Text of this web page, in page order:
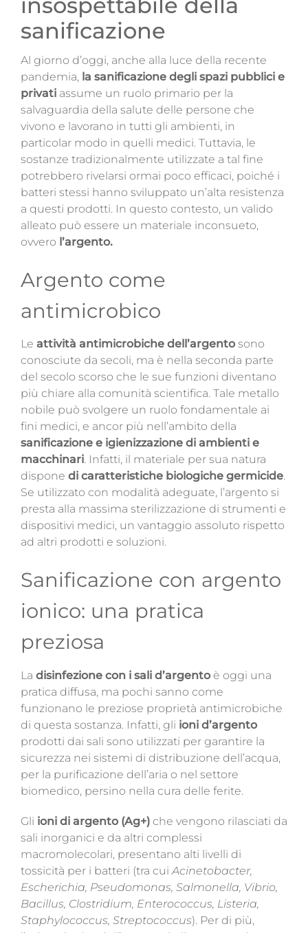
Contatti
Login
sanificazione
Al giorno d’oggi, anche alla luce della recente
pandemia, la sanificazione degli spazi pubblici e
privati assume un ruolo primario per la
salvaguardia della salute delle persone che
vivono e lavorano in tutti gli ambienti, in
particolar modo in quelli medici. Tuttavia, le
sostanze tradizionalmente utilizzate a tal fine
potrebbero rivelarsi ormai poco efficaci, poiché i
batteri stessi hanno sviluppato un’alta resistenza
a questi prodotti. In questo contesto, un valido
alleato può essere un materiale inconsueto,
ovvero l’argento.
Argento come
antimicrobico
Le attività antimicrobiche dell’argento sono
conosciute da secoli, ma è nella seconda parte
del secolo scorso che le sue funzioni diventano
più chiare alla comunità scientifica. Tale metallo
nobile può svolgere un ruolo fondamentale ai
fini medici, e ancor più nell’ambito della
sanificazione e igienizzazione di ambienti e
macchinari. Infatti, il materiale per sua natura
dispone di caratteristiche biologiche germicide.
Se utilizzato con modalità adeguate, l’argento si
presta alla massima sterilizzazione di strumenti e
dispositivi medici, un vantaggio assoluto rispetto
ad altri prodotti e soluzioni.
Sanificazione con argento
ionico: una pratica
preziosa
La disinfezione con i sali d’argento è oggi una
pratica diffusa, ma pochi sanno come
funzionano le preziose proprietà antimicrobiche
di questa sostanza. Infatti, gli ioni d’argento
prodotti dai sali sono utilizzati per garantire la
sicurezza nei sistemi di distribuzione dell’acqua,
per la purificazione dell’aria o nel settore
biomedico, persino nella cura delle ferite.
Gli ioni di argento (Ag+) che vengono rilasciati da
sali inorganici e da altri complessi
macromolecolari, presentano alti livelli di
tossicità per i batteri (tra cuiAcinetobacter,
Escherichia, Pseudomonas, Salmonella, Vibrio,
Bacillus, Clostridium, Enterococcus, Listeria,
Staphylococcus, Streptococcus). Per di più,